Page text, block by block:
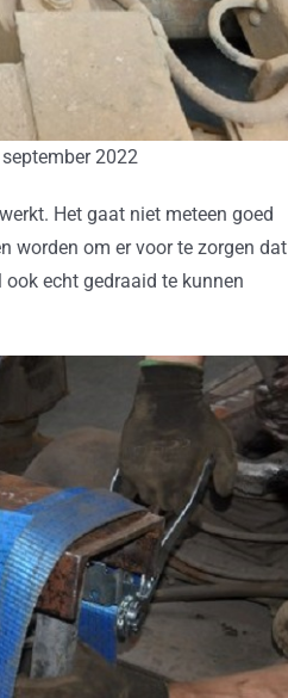
2022
Het gaat niet meteen goed
worden om er voor te zorgen dat
echt gedraaid te kunnen